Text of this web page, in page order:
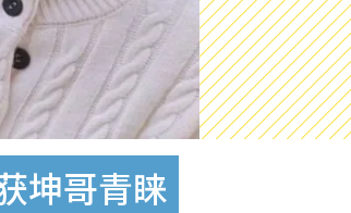
坤哥青睐